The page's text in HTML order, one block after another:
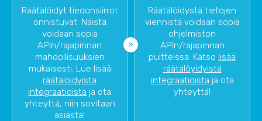
Räätälöidyt tiedonsiirrot
onnistuvat. Näistä
voidaan sopia
APIn/rajapinnan
mahdollisuuksien
mukaisesti. Lue lisää
räätälöidyistä
integraatioista ja ota
yhteyttä, niin sovitaan
asiasta!
Räätälöidystä tietojen
viennistä voidaan sopia
ohjelmiston
APIn/rajapinnan
puitteissa. Katso lisää
räätälöyidyistä
integraatioista ja ota
yhteyttä!